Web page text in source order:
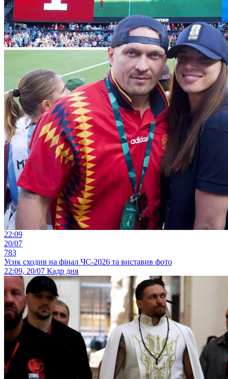
22:09
20/07
783
Усик сходив на фінал ЧС-2026 та виставив фото
22:09, 20/07 Кадр дня